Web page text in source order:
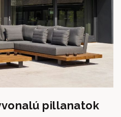
pillanatok